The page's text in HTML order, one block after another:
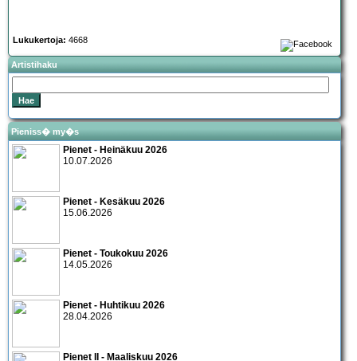
Lukukertoja: 4668
Artistihaku
Pieniss� my�s
Pienet - Heinäkuu 2026
10.07.2026
Pienet - Kesäkuu 2026
15.06.2026
Pienet - Toukokuu 2026
14.05.2026
Pienet - Huhtikuu 2026
28.04.2026
Pienet II - Maaliskuu 2026